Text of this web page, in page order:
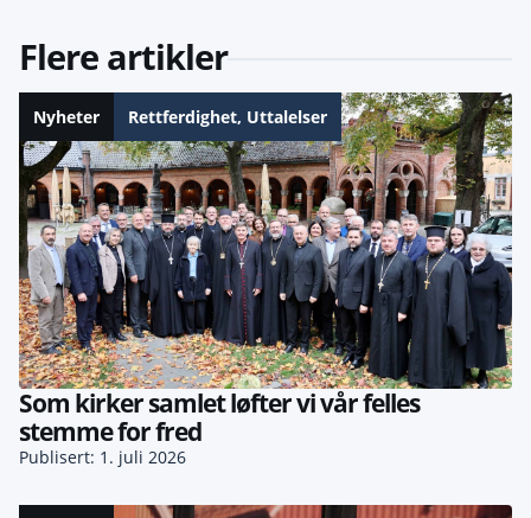
Flere artikler
Nyheter Rettferdighet, Uttalelser
Som kirker samlet løfter vi vår felles
stemme for fred
Publisert: 1. juli 2026